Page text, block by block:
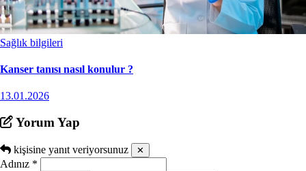
Sağlık bilgileri
Kanser tanısı nasıl konulur ?
13.01.2026
Yorum Yap
kişisine yanıt veriyorsunuz ✕
Adınız *